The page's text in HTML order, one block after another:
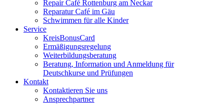
Repair Café Rottenburg am Neckar
Reparatur Café im Gäu
Schwimmen für alle Kinder
Service
KreisBonusCard
Ermäßigungsregelung
Weiterbildungsberatung
Beratung, Information und Anmeldung für
Deutschkurse und Prüfungen
Kontakt
Kontaktieren Sie uns
Ansprechpartner